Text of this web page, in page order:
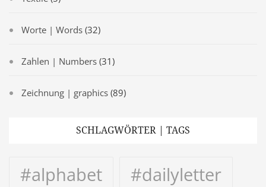
Worte | Words (32)
Zahlen | Numbers (31)
Zeichnung | graphics (89)
SCHLAGWÖRTER | TAGS
#alphabet
#dailyletter